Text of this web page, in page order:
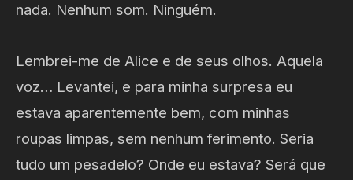
nada. Nenhum som. Ninguém.
Lembrei-me de Alice e de seus olhos. Aquela
voz… Levantei, e para minha surpresa eu
estava aparentemente bem, com minhas
roupas limpas, sem nenhum ferimento. Seria
tudo um pesadelo? Onde eu estava? Será que